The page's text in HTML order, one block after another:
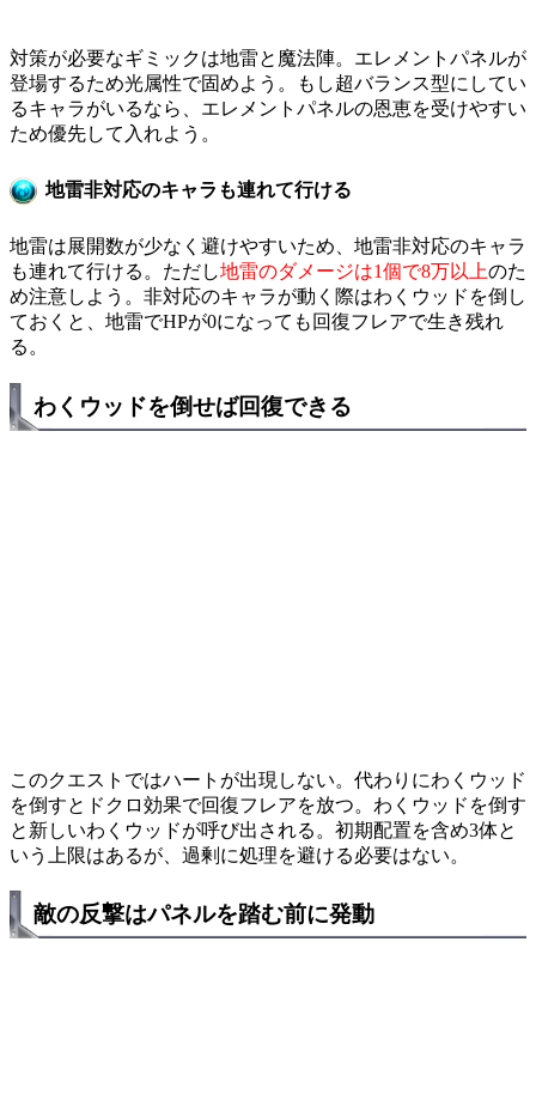
対策が必要なギミックは地雷と魔法陣。エレメントパネルが
登場するため光属性で固めよう。もし超バランス型にしてい
るキャラがいるなら、エレメントパネルの恩恵を受けやすい
ため優先して入れよう。
地雷非対応のキャラも連れて行ける
地雷は展開数が少なく避けやすいため、地雷非対応のキャラ
も連れて行ける。ただし地雷のダメージは1個で8万以上のた
め注意しよう。非対応のキャラが動く際はわくウッドを倒し
ておくと、地雷でHPが0になっても回復フレアで生き残れ
る。
わくウッドを倒せば回復できる
このクエストではハートが出現しない。代わりにわくウッド
を倒すとドクロ効果で回復フレアを放つ。わくウッドを倒す
と新しいわくウッドが呼び出される。初期配置を含め3体と
いう上限はあるが、過剰に処理を避ける必要はない。
敵の反撃はパネルを踏む前に発動